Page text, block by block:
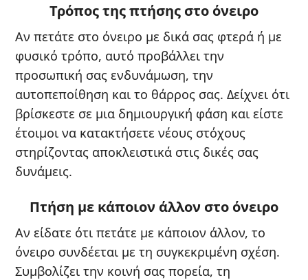
Τρόπος της πτήσης στο όνειρο
Αν πετάτε στο όνειρο με δικά σας φτερά ή με
φυσικό τρόπο, αυτό προβάλλει την
προσωπική σας ενδυνάμωση, την
αυτοπεποίθηση και το θάρρος σας. Δείχνει ότι
βρίσκεστε σε μια δημιουργική φάση και είστε
έτοιμοι να κατακτήσετε νέους στόχους
στηρίζοντας αποκλειστικά στις δικές σας
δυνάμεις.
Πτήση με κάποιον άλλον στο όνειρο
Αν είδατε ότι πετάτε με κάποιον άλλον, το
όνειρο συνδέεται με τη συγκεκριμένη σχέση.
Συμβολίζει την κοινή σας πορεία, τη